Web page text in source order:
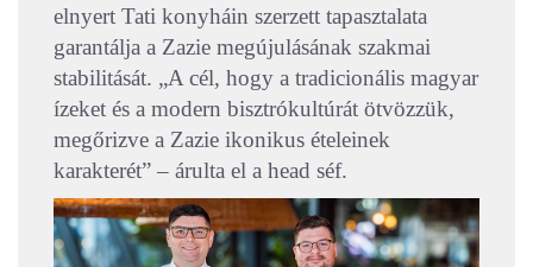
elnyert Tati konyháin szerzett tapasztalata
garantálja a Zazie megújulásának szakmai
stabilitását. „A cél, hogy a tradicionális magyar
ízeket és a modern bisztrókultúrát ötvözzük,
megőrizve a Zazie ikonikus ételeinek
karakterét” – árulta el a head séf.